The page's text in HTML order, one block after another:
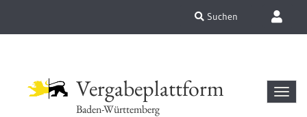
Suchen
Vergabeplattform
Baden-Württemberg